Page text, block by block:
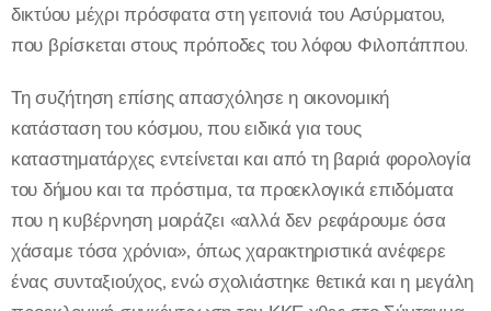
δικτύου μέχρι πρόσφατα στη γειτονιά του Ασύρματου,
που βρίσκεται στους πρόποδες του λόφου Φιλοπάππου.
Τη συζήτηση επίσης απασχόλησε η οικονομική
κατάσταση του κόσμου, που ειδικά για τους
καταστηματάρχες εντείνεται και από τη βαριά φορολογία
του δήμου και τα πρόστιμα, τα προεκλογικά επιδόματα
που η κυβέρνηση μοιράζει «αλλά δεν ρεφάρουμε όσα
χάσαμε τόσα χρόνια», όπως χαρακτηριστικά ανέφερε
ένας συνταξιούχος, ενώ σχολιάστηκε θετικά και η μεγάλη